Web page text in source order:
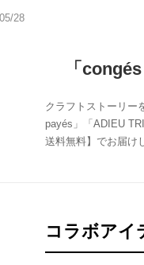
28
「
クラフトストーリー
payés」「ADIEU
送料無料】でお届け
コラボアイ